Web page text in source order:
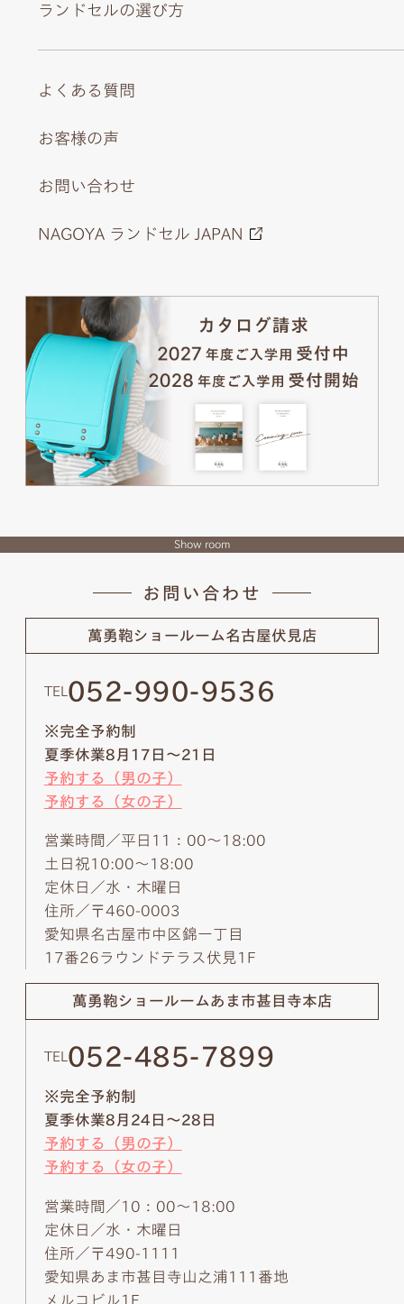
スメのイラスト。
ランドセルの選び方
よくある質問
お客様の声
お問い合わせ
NAGOYA ランドセル JAPAN
Show room
お問い合わせ
萬勇鞄ショールーム名古屋伏見店
TEL 052-990-9536
※完全予約制
夏季休業8月17日～21日
予約する（男の子）
予約する（女の子）
営業時間／平日11：00～18:00
土日祝10:00～18:00
定休日／水・木曜日
住所／〒460-0003
愛知県名古屋市中区錦一丁目
17番26ラウンドテラス伏見1F
萬勇鞄ショールームあま市甚目寺本店
TEL 052-485-7899
※完全予約制
夏季休業8月24日～28日
予約する（男の子）
予約する（女の子）
営業時間／10：00～18:00
定休日／水・木曜日
住所／〒490-1111
愛知県あま市甚目寺山之浦111番地
メルコビル1F